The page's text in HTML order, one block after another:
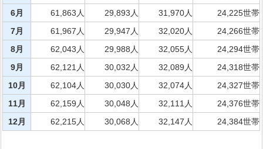
6月
61,863人 29,893人 31,970人
24,225世帯
7月
61,967人 29,947人 32,020人
24,266世帯
8月
62,043人 29,988人 32,055人
24,294世帯
9月
62,121人 30,032人 32,089人
24,318世帯
10月
62,104人 30,030人 32,074人
24,327世帯
11月
62,159人 30,048人 32,111人
24,376世帯
12月
62,215人 30,068人 32,147人 24,384世帯